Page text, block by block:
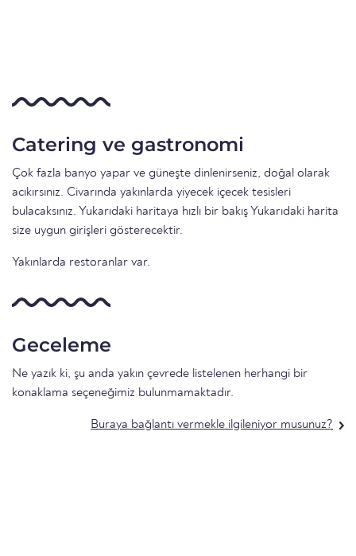
Catering ve gastronomi
Çok fazla banyo yapar ve güneşte dinlenirseniz, doğal olarak
acıkırsınız. Civarında yakınlarda yiyecek içecek tesisleri
bulacaksınız. Yukarıdaki haritaya hızlı bir bakış Yukarıdaki harita
size uygun girişleri gösterecektir.
Yakınlarda restoranlar var.
Geceleme
Ne yazık ki, şu anda yakın çevrede listelenen herhangi bir
konaklama seçeneğimiz bulunmamaktadır.
Buraya bağlantı vermekle ilgileniyor musunuz?